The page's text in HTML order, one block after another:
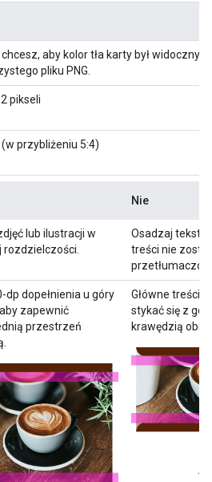
chcesz, aby kolor tła karty był widoczny,
pliku PNG.
pikseli
przybliżeniu 5:4)
Nie
lub ilustracji w
rozdzielczości.
Osadzaj tekst
treści nie
dp dopełnienia u góry
aby zapewnić
przestrzeń
Główne treści
stykać się z
krawędzią